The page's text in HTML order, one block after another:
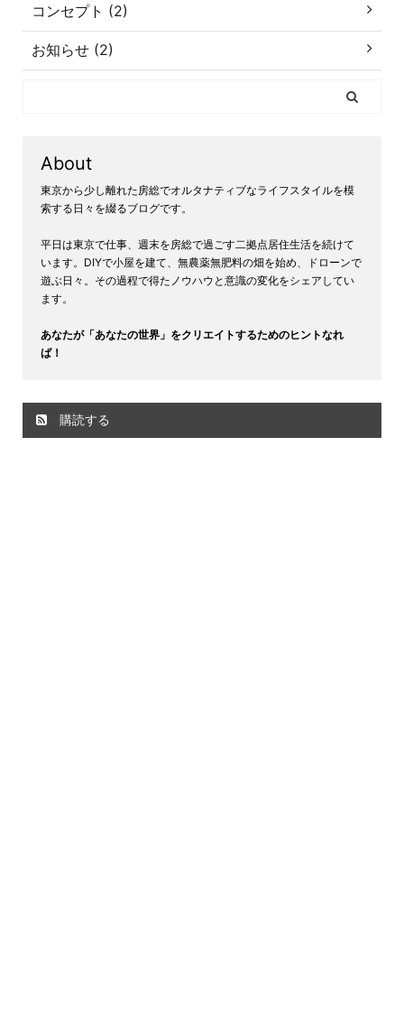
コンセプト (2)
お知らせ (2)
About
東京から少し離れた房総でオルタナティブなライフスタイルを模
索する日々を綴るブログです。
平日は東京で仕事、週末を房総で過ごす二拠点居住生活を続けて
います。DIYで小屋を建て、無農薬無肥料の畑を始め、ドローンで
遊ぶ日々。その過程で得たノウハウと意識の変化をシェアしてい
ます。
あなたが「あなたの世界」をクリエイトするためのヒントなれ
ば！
購読する